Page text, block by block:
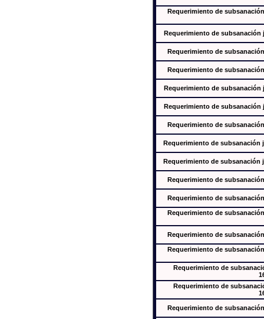
Requerimiento de
Requerimiento de subsanación
Requerimiento de
Requerimiento de
Requerimiento de subsanación
Requerimiento de subsanación
Requerimiento de
Requerimiento de subsanación
Requerimiento de subsanación
Requerimiento de
Requerimiento de
Requerimiento de
Requerimiento de
Requerimiento de
Requerimiento de
Requerimiento de
Requerimiento de